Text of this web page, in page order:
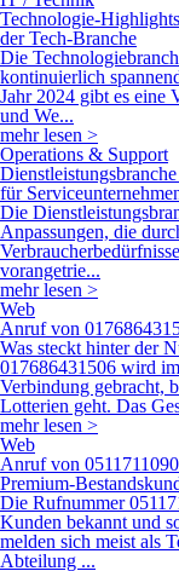
Technologie-
der Tech-Branche
Die
kontinuierlich
Jahr 2024 gibt es
und We...
mehr lesen >
Operations & Support
für
Die
Anpassungen, die
vorangetrie...
mehr lesen >
Web
Anruf von
Was steckt hinter der
017686431506 wird
Verbindung gebracht,
Lotterien geht. Das
mehr lesen >
Web
Anruf von
Premium-
Die Rufnummer
Kunden bekannt und
melden sich meist als
Abteilung ...